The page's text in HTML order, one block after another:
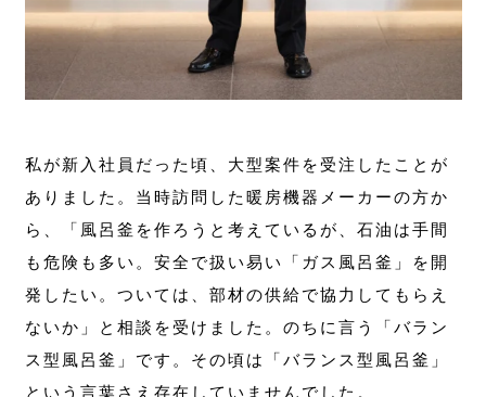
私が新入社員だった頃、大型案件を受注したことが
ありました。当時訪問した暖房機器メーカーの方か
ら、「風呂釜を作ろうと考えているが、石油は手間
も危険も多い。安全で扱い易い「ガス風呂釜」を開
発したい。ついては、部材の供給で協力してもらえ
ないか」と相談を受けました。のちに言う「バラン
ス型風呂釜」です。その頃は「バランス型風呂釜」
という言葉さえ存在していませんでした。